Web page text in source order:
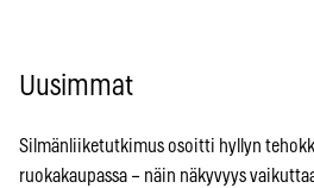
Uusimmat
Silmänliiketutkimus osoitti hyllyn
ruokakaupassa – näin näkyvyys